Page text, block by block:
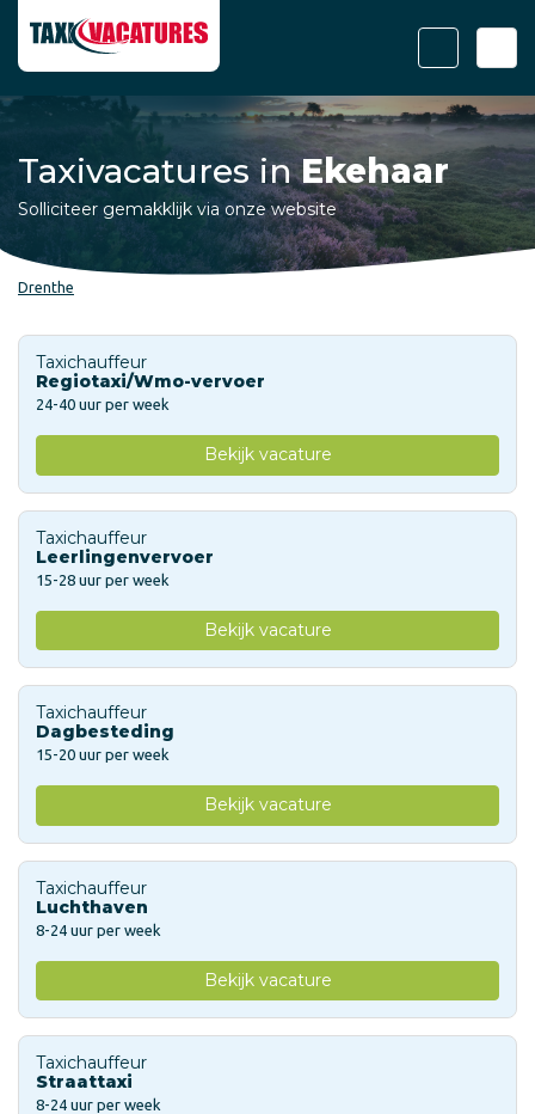
Taxivacatures inEkehaar
Solliciteer gemakklijk via onze website
Drenthe
Taxichauffeur
Regiotaxi/Wmo-vervoer
24-40 uur per week
Bekijk vacature
Taxichauffeur
Leerlingenvervoer
15-28 uur per week
Bekijk vacature
Taxichauffeur
Dagbesteding
15-20 uur per week
Bekijk vacature
Taxichauffeur
Luchthaven
8-24 uur per week
Bekijk vacature
Taxichauffeur
Straattaxi
8-24 uur per week